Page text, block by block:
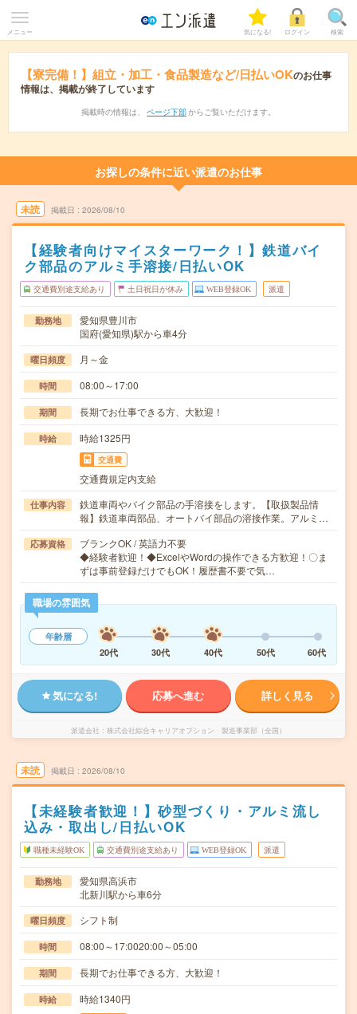
メニュー 気になる! ログイン 検索
【寮完備！】組立・加工・食品製造など/日払いOKのお仕事
情報は、掲載が終了しています
掲載時の情報は、 ページ下部 からご覧いただけます。
お探しの条件に近い派遣のお仕事
未読 掲載日 2026/08/10
【経験者向けマイスターワーク！】鉄道バイ
ク部品のアルミ手溶接/日払いOK
交通費別途支給あり 土日祝日が休み WEB登録OK 派遣
勤務地
愛知県豊川市
国府(愛知県)駅から車4分
曜日頻度 月～金
時間 08:00～17:00
期間 長期でお仕事できる方、大歓迎！
時給 時給1325円
交通費
交通費規定内支給
仕事内容
鉄道車両やバイク部品の手溶接をします。【取扱製品情
報】鉄道車両部品、オートバイ部品の溶接作業。アルミ…
応募資格
ブランクOK / 英語力不要
◆経験者歓迎！◆ExcelやWordの操作できる方歓迎！〇ま
ずは事前登録だけでもOK！履歴書不要で気…
職場の雰囲気
年齢層
20代
30代 40代 50代 60代
気になる! 応募へ進む 詳しく見る
派遣会社 株式会社綜合キャリアオプション 製造事業部（全国）
未読 掲載日 2026/08/10
【未経験者歓迎！】砂型づくり・アルミ流し
込み・取出し/日払いOK
職種未経験OK 交通費別途支給あり WEB登録OK 派遣
勤務地
愛知県高浜市
北新川駅から車6分
曜日頻度 シフト制
時間 08:00～17:0020:00～05:00
期間 長期でお仕事できる方、大歓迎！
時給 時給1340円